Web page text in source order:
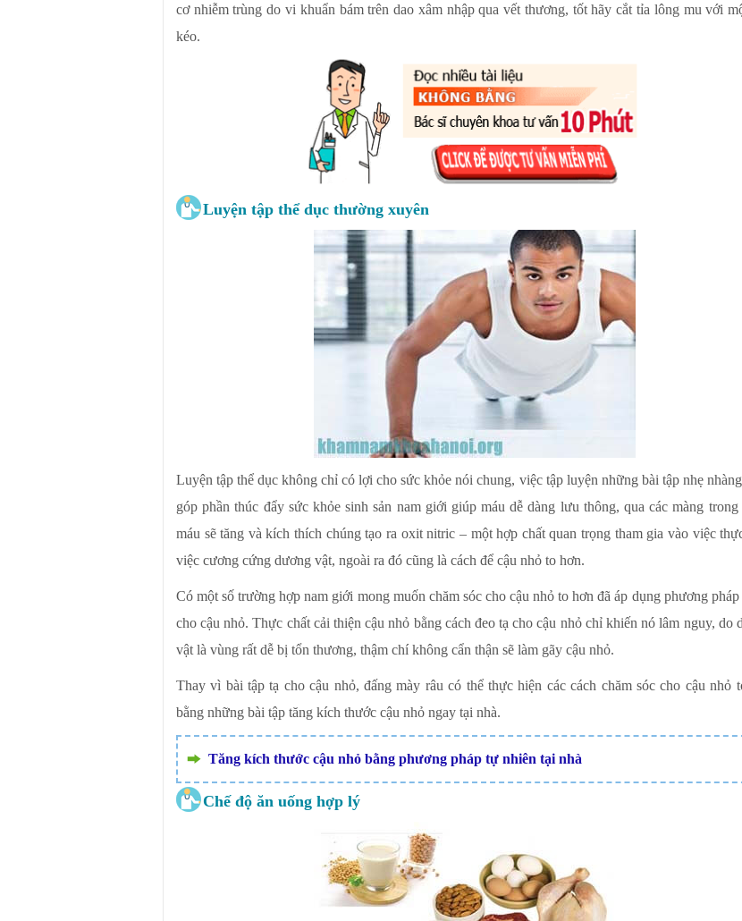
cơ nhiễm trùng do vi khuẩn bám trên dao xâm nhập qua vết thương, tốt hãy cắt tỉa lông mu với
kéo.
Luyện tập thể dục thường xuyên
Luyện tập thể dục không chỉ có lợi cho sức khỏe nói chung, việc tập luyện những bài tập nhẹ
góp phần thúc đẩy sức khỏe sinh sản nam giới giúp máu dễ dàng lưu thông, qua các màng trong
máu sẽ tăng và kích thích chúng tạo ra oxit nitric – một hợp chất quan trọng tham gia vào việc
việc cương cứng dương vật, ngoài ra đó cũng là cách để cậu nhỏ to hơn.
Có một số trường hợp nam giới mong muốn chăm sóc cho cậu nhỏ to hơn đã áp dụng phương pháp
cho cậu nhỏ. Thực chất cải thiện cậu nhỏ bằng cách đeo tạ cho cậu nhỏ chỉ khiến nó lâm nguy, do
vật là vùng rất dễ bị tổn thương, thậm chí không cẩn thận sẽ làm gãy cậu nhỏ.
Thay vì bài tập tạ cho cậu nhỏ, đấng mày râu có thể thực hiện các cách chăm sóc cho cậu nhỏ
bằng những bài tập tăng kích thước cậu nhỏ ngay tại nhà.
Tăng kích thước cậu nhỏ bằng phương pháp tự nhiên tại nhà
Chế độ ăn uống hợp lý